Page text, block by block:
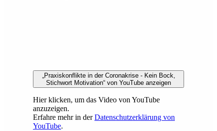
„Praxiskonflikte in der Coronakrise - Kein Bock,
Stichwort Motivation“ von YouTube anzeigen
Hier klicken, um das Video von YouTube
anzuzeigen.
Erfahre mehr in derDatenschutzerklärung von
YouTube.